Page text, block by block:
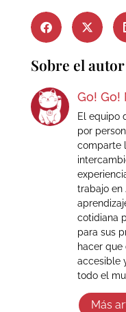
Sobre el autor
Go! Go!
El equipo
por
comparte
trabajo en
cotidiana
para sus
hacer que
accesible
todo el
Más